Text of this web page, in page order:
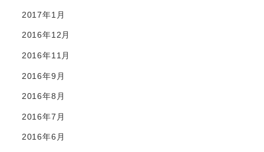
2017年1月
2016年12月
2016年11月
2016年9月
2016年8月
2016年7月
2016年6月